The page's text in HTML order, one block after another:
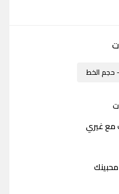
- حجم الخط
مع غيري
محبينك